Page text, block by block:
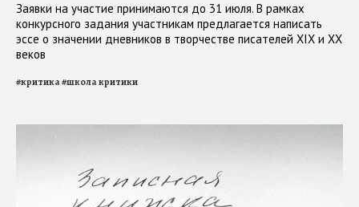
Заявки на участие принимаются до 31 июля. В рамках
конкурсного задания участникам предлагается написать
эссе о значении дневников в творчестве писателей XIX и XX
веков
#критика#школа критики